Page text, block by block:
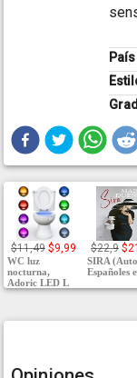
$11,49 $9,99
WC luz
nocturna,
Adoric LED L
$22,9
SIRA
Españoles